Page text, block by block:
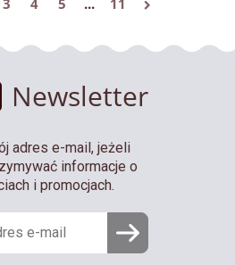
Newsletter
adres e-mail, jeżeli
informacje o
i promocjach.